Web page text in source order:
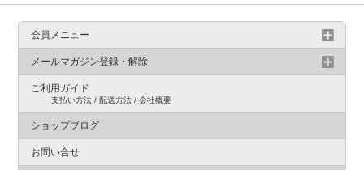
会員メニュー
メールマガジン登録・解除
ご利用ガイド
支払い方法 / 配送方法 / 会社概要
ショップブログ
お問い合せ